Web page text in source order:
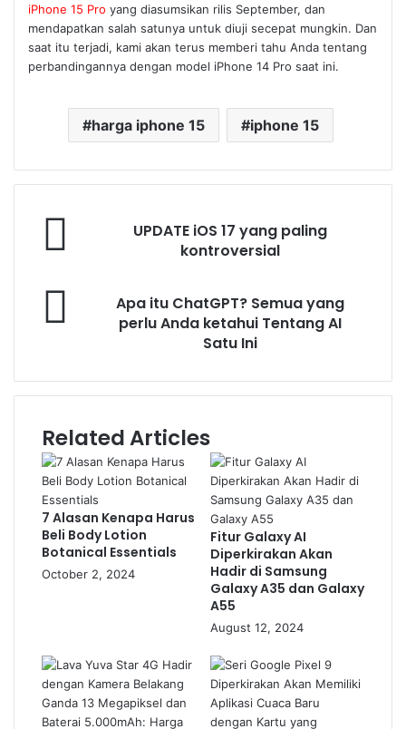
iPhone 15 Pro yang diasumsikan rilis September, dan
mendapatkan salah satunya untuk diuji secepat mungkin. Dan
saat itu terjadi, kami akan terus memberi tahu Anda tentang
perbandingannya dengan model iPhone 14 Pro saat ini.
harga iphone 15 iphone 15
UPDATE iOS 17 yang paling
kontroversial
Apa itu ChatGPT? Semua yang
perlu Anda ketahui Tentang AI
Satu Ini
Related Articles
7 Alasan Kenapa Harus
Beli Body Lotion
Botanical Essentials
October 2, 2024
Fitur Galaxy AI
Diperkirakan Akan
Hadir di Samsung
Galaxy A35 dan Galaxy
A55
August 12, 2024